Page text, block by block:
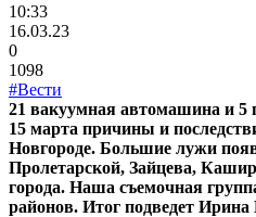
10:33
16.03.23
0
1098
#Вести
21 вакуумная автомашина и 5
15 марта причины и
Новгороде. Большие лужи
Пролетарской, Зайцева,
города. Наша съемочная
районов. Итог подведет Ирина